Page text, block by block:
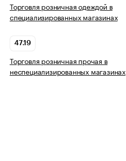
Торговля розничная одеждой в
специализированных магазинах
47.19
Торговля розничная прочая в
неспециализированных магазинах